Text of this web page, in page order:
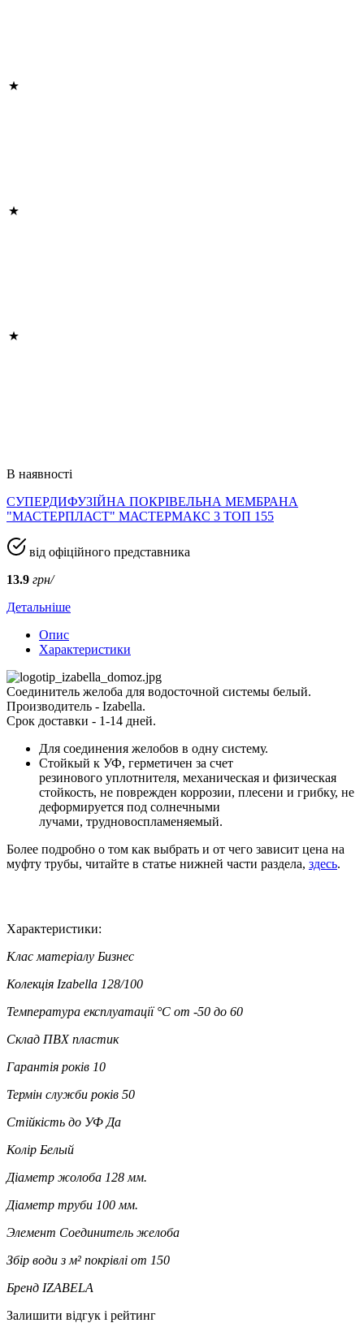
В наявності
СУПЕРДИФУЗІЙНА ПОКРІВЕЛЬНА МЕМБРАНА
"МАСТЕРПЛАСТ" МАСТЕРМАКС 3 ТОП 155
від офіційного представника
13.9 грн/
Детальніше
Опис
Характеристики
Соединитель желоба для водосточной системы белый.
Производитель - Izabella.
Срок доставки - 1-14 дней.
Для соединения желобов в одну систему.
Стойкый к УФ, герметичен за счет
резинового уплотнителя, механическая и физическая
стойкость, не поврежден коррозии, плесени и грибку, не
деформируется под солнечными
лучами, трудновоспламеняемый.
Более подробно о том как выбрать и от чего зависит цена на
муфту трубы, читайте в статье нижней части раздела, здесь.
Характеристики:
Клас матеріалу Бизнес
Колекція Izabella 128/100
Температура експлуатації °C от -50 до 60
Склад ПВХ пластик
Гарантія років 10
Термін служби років 50
Стійкість до УФ Да
Колір Белый
Діаметр жолоба 128 мм.
Діаметр труби 100 мм.
Элемент Соединитель желоба
Збір води з м² покрівлі от 150
Бренд IZABELA
Залишити відгук і рейтинг